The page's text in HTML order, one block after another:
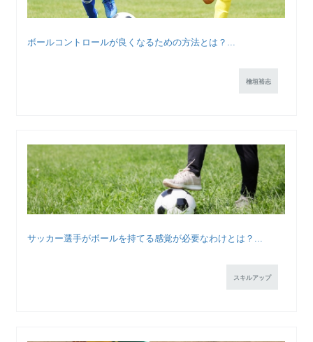
ボールコントロールが良くなるための方法とは？...
檜垣裕志
サッカー選手がボールを持てる感覚が必要なわけとは？...
スキルアップ